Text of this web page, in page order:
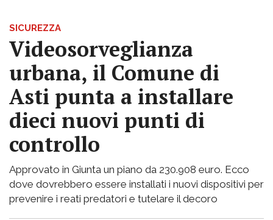
SICUREZZA
Videosorveglianza
urbana, il Comune di
Asti punta a installare
dieci nuovi punti di
controllo
Approvato in Giunta un piano da 230.908 euro. Ecco
dove dovrebbero essere installati i nuovi dispositivi per
prevenire i reati predatori e tutelare il decoro